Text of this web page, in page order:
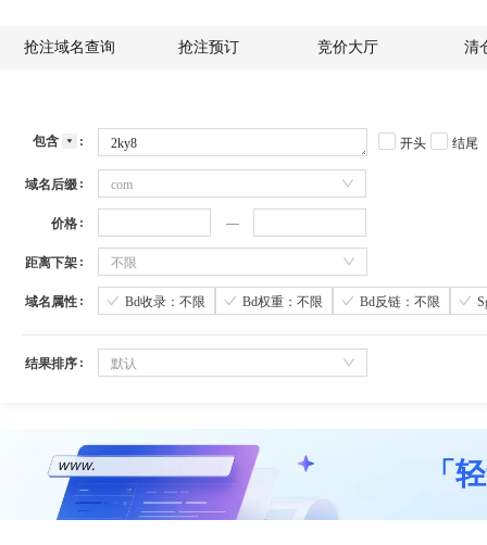
抢注域名查询 抢注预订 竞价大厅 清
包含 开头 结尾
域名后缀 com
价格
距离下架 不限
域名属性 Bd收录：不限 Bd权重：不限 Bd反链：不限
结果排序 默认
「